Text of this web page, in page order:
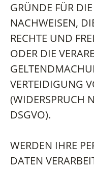
GRÜNDE FÜR
NACHWEISEN,
RECHTE UND
ODER DIE
VERTEIDIGUNG
(WIDERSPRUCH
DSGVO).
WERDEN IHRE
DATEN